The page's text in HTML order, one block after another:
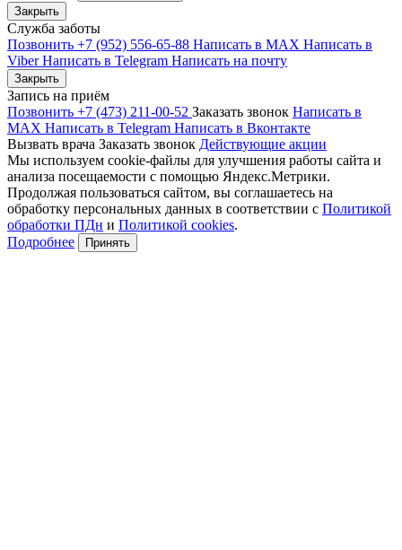
Закрыть
Служба заботы
Позвонить +7 (952) 556-65-88 Написать в MAX Написать в
ViberНаписать в Telegram Написать на почту
Закрыть
Запись на приём
Позвонить +7 (473) 211-00-52 Заказать звонок Написать в
MAX Написать в Telegram Написать в Вконтакте
Вызвать врача Заказать звонок Действующие акции
Мы используем cookie-файлы для улучшения работы сайта и
анализа посещаемости с помощью Яндекс.Метрики.
Продолжая пользоваться сайтом, вы соглашаетесь на
обработку персональных данных в соответствии с Политикой
обработки ПДн и Политикой cookies.
Подробнее
Принять